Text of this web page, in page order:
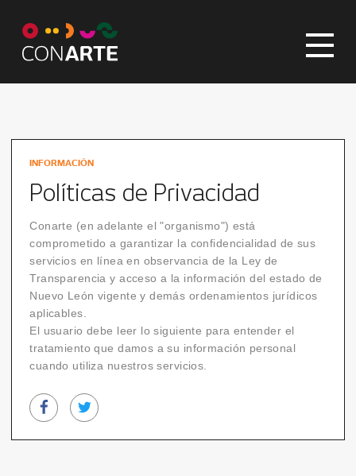
INFORMACIÓN
Políticas de Privacidad
Conarte (en adelante el "organismo") está
comprometido a garantizar la confidencialidad de sus
servicios en línea en observancia de la Ley de
Transparencia y acceso a la información del estado de
Nuevo León vigente y demás ordenamientos jurídicos
aplicables.
El usuario debe leer lo siguiente para entender el
tratamiento que damos a su información personal
cuando utiliza nuestros servicios.